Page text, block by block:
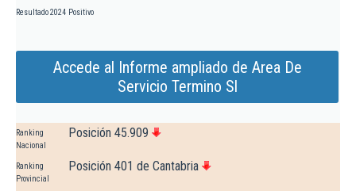
Resultado 2024 Positivo
Accede al Informe ampliado de Area De
Servicio Termino Sl
Ranking
Nacional
Posición 45.909
Ranking
Provincial
Posición 401 de Cantabria